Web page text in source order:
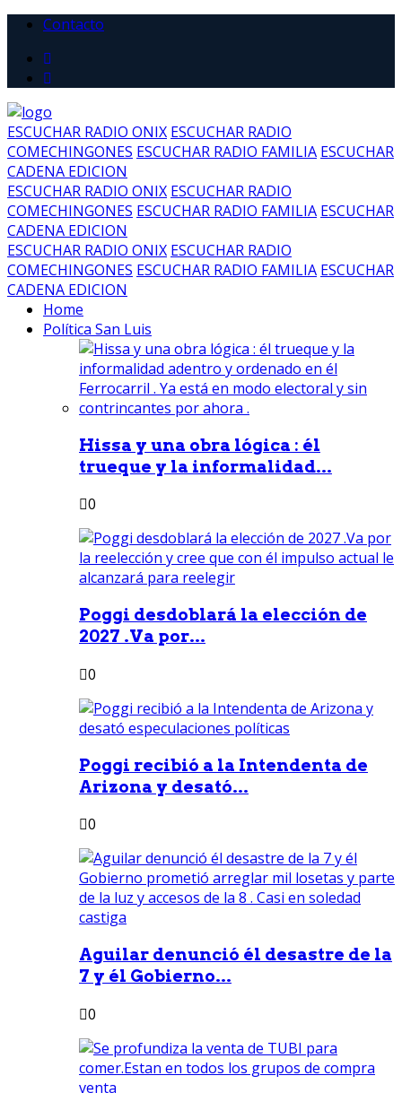
Contacto
ESCUCHAR RADIO ONIX ESCUCHAR RADIO
COMECHINGONES ESCUCHAR RADIO FAMILIA ESCUCHAR
CADENA EDICION
ESCUCHAR RADIO ONIX ESCUCHAR RADIO
COMECHINGONES ESCUCHAR RADIO FAMILIA ESCUCHAR
CADENA EDICION
ESCUCHAR RADIO ONIX ESCUCHAR RADIO
COMECHINGONES ESCUCHAR RADIO FAMILIA ESCUCHAR
CADENA EDICION
Home
Política San Luis
Hissa y una obra lógica : él
trueque y la informalidad...
0
Poggi desdoblará la elección de
2027 .Va por...
0
Poggi recibió a la Intendenta de
Arizona y desató...
0
Aguilar denunció él desastre de la
7 y él Gobierno...
0